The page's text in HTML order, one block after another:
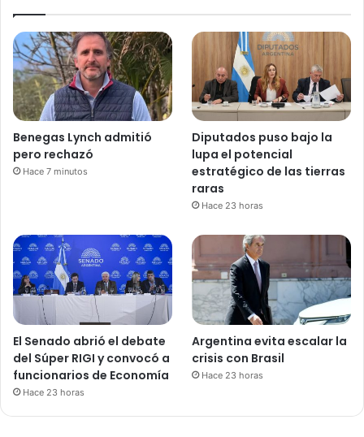
Benegas Lynch admitió
pero rechazó
Hace 7 minutos
Diputados puso bajo la
lupa el potencial
estratégico de las tierras
raras
Hace 23 horas
El Senado abrió el debate
del Súper RIGI y convocó a
funcionarios de Economía
Hace 23 horas
Argentina evita escalar la
crisis con Brasil
Hace 23 horas